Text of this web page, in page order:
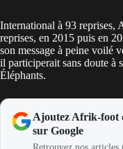
International à 93 reprises,
reprises, en 2015 puis en
son message à peine voilé
il participerait sans doute à
Éléphants.
Ajoutez Afrik-foot
sur Google